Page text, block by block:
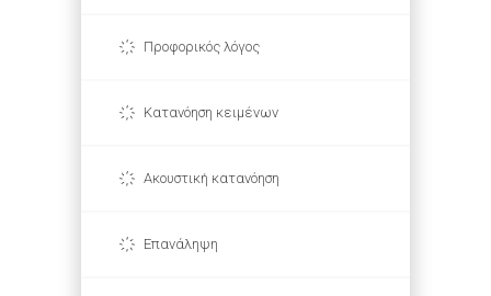
Προφορικός λόγος
Κατανόηση κειμένων
Ακουστική κατανόηση
Επανάληψη